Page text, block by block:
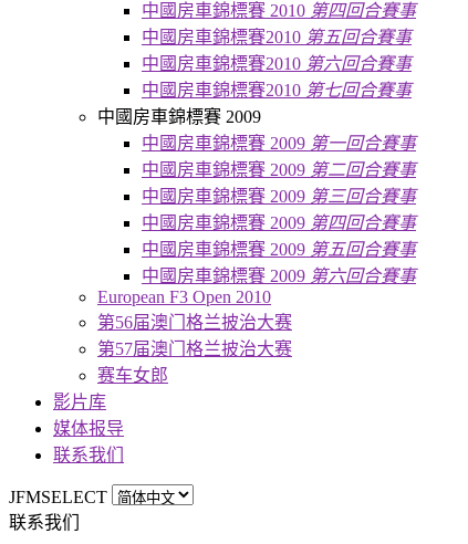
中國房車錦標賽 2010 第四回合賽事
中國房車錦標賽2010 第五回合賽事
中國房車錦標賽2010 第六回合賽事
中國房車錦標賽2010 第七回合賽事
中國房車錦標賽 2009
中國房車錦標賽 2009 第一回合賽事
中國房車錦標賽 2009 第二回合賽事
中國房車錦標賽 2009 第三回合賽事
中國房車錦標賽 2009 第四回合賽事
中國房車錦標賽 2009 第五回合賽事
中國房車錦標賽 2009 第六回合賽事
European F3 Open 2010
第56届澳门格兰披治大赛
第57届澳门格兰披治大赛
赛车女郎
影片库
媒体报导
联系我们
JFMSELECT
联系我们